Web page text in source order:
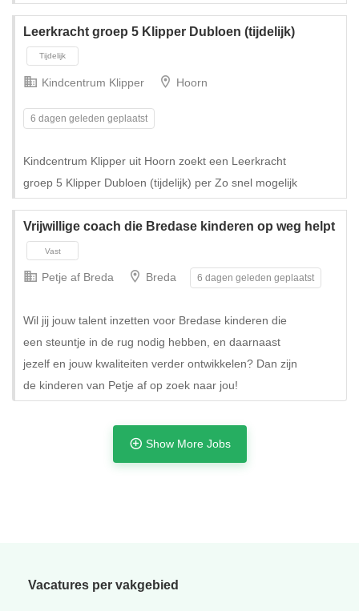
Tijdelijk met uitzicht op vast
Leerkracht groep 5 Klipper Dubloen (tijdelijk)
Kindcentrum Klipper Hoorn
6 dagen geleden geplaatst
Kindcentrum Klipper uit Hoorn zoekt een Leerkracht
groep 5 Klipper Dubloen (tijdelijk) per Zo snel mogelijk
Vrijwillige coach die Bredase kinderen op weg helpt
Petje af Breda Breda 6 dagen geleden geplaatst
Wil jij jouw talent inzetten voor Bredase kinderen die
een steuntje in de rug nodig hebben, en daarnaast
jezelf en jouw kwaliteiten verder ontwikkelen? Dan zijn
de kinderen van Petje af op zoek naar jou!
Show More Jobs
Vacatures per vakgebied